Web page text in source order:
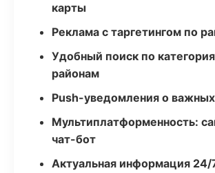
карты
Реклама с таргетингом по
Удобный поиск по
районам
Push-уведомления о
Мультиплатформенность:
чат-бот
Актуальная информация 24/